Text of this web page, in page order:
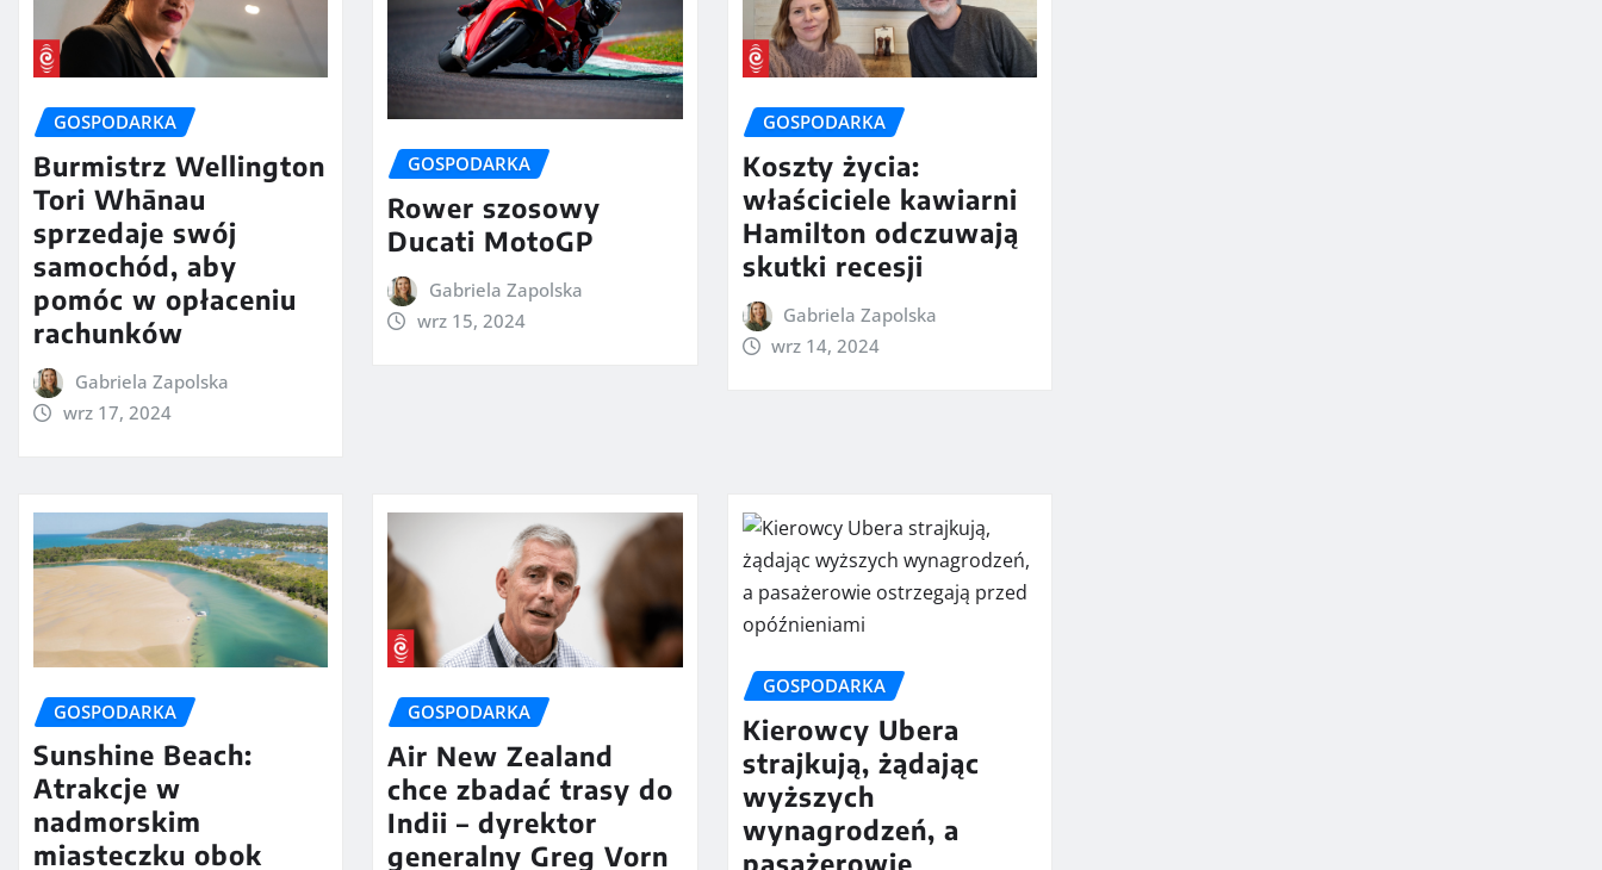
GOSPODARKA
Burmistrz Wellington
Tori Whānau
sprzedaje swój
samochód, aby
pomóc w opłaceniu
rachunków
Gabriela Zapolska
wrz 17, 2024
GOSPODARKA
Rower szosowy
Ducati MotoGP
Gabriela Zapolska
wrz 15, 2024
GOSPODARKA
Koszty życia:
właściciele kawiarni
Hamilton odczuwają
skutki recesji
Gabriela Zapolska
wrz 14, 2024
GOSPODARKA
Sunshine Beach:
Atrakcje w
nadmorskim
miasteczku obok
GOSPODARKA
Air New Zealand
chce zbadać trasy do
Indii – dyrektor
generalny Greg Vorn
GOSPODARKA
Kierowcy Ubera
strajkują, żądając
wyższych
wynagrodzeń, a
pasażerowie